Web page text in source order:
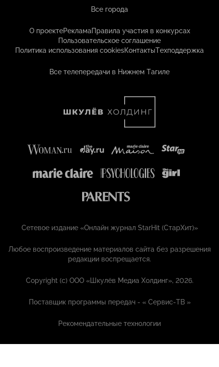
Все города
О проектеРекламаПравила участия в конкурсах
Пользовательское соглашение
Политика использования cookiesКонтактыТехподдержка
Все телепередачи в Нижнем Тагиле
Сетевое издание «Онлайн журнал StarHit (СтарХит)»
Любое воспроизведение материалов сайта без разрешения
редакции воспрещается.
Copyright (с) ООО «Шкулёв Медиа Холдинг», 2026.
Поставщик программы передач - «Сервис-ТВ »
Рекомендательные технологии